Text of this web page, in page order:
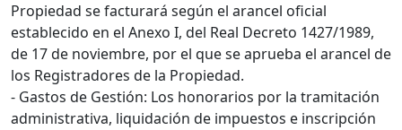
Propiedad se facturará según el arancel oficial
establecido en el Anexo I, del Real Decreto 1427/1989,
de 17 de noviembre, por el que se aprueba el arancel de
los Registradores de la Propiedad.
- Gastos de Gestión: Los honorarios por la tramitación
administrativa, liquidación de impuestos e inscripción